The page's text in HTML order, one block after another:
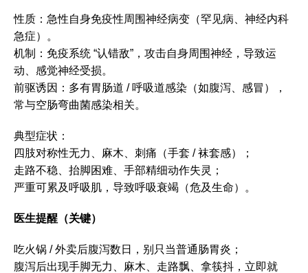
性质：急性自身免疫性周围神经病变（罕见病、神经内科
急症）。
机制：免疫系统 “认错敌”，攻击自身周围神经，导致运
动、感觉神经受损。
前驱诱因：多有胃肠道 / 呼吸道感染（如腹泻、感冒），
常与空肠弯曲菌感染相关。
典型症状：
四肢对称性无力、麻木、刺痛（手套 / 袜套感）；
走路不稳、抬脚困难、手部精细动作失灵；
严重可累及呼吸肌，导致呼吸衰竭（危及生命）。
医生提醒（关键）
吃火锅 / 外卖后腹泻数日，别只当普通肠胃炎；
腹泻后出现手脚无力、麻木、走路飘、拿筷抖，立即就